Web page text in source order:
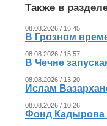
Также в
08.08.2026 / 16.45
В Грозном
08.08.2026 / 15.57
В Чечне
08.08.2026 / 13.20
Ислам
08.08.2026 / 10.26
Фонд Кадырова